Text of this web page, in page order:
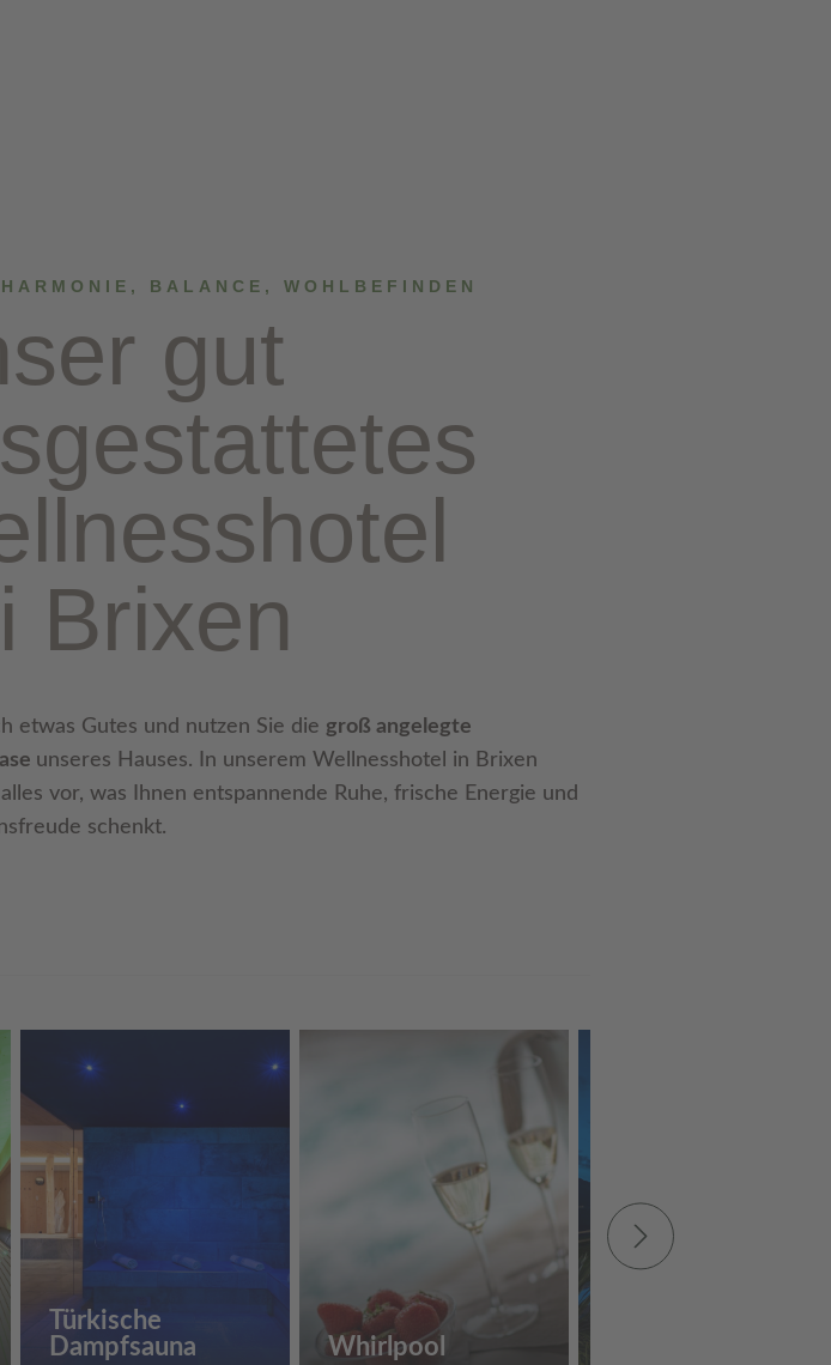
BALANCE, WOHLBEFINDEN
gut
Brixen
etwas Gutes und nutzen Sie die groß angelegte
unseres Hauses. In unserem Wellnesshotel in Brixen
vor, was Ihnen entspannende Ruhe, frische Energie und
schenkt.
Türkische
Dampfsauna
Whirlpool